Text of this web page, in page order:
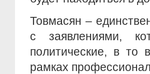
Товмасян –
с заявлениями,
политические, в то
рамках